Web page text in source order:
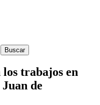
trabajos en
de